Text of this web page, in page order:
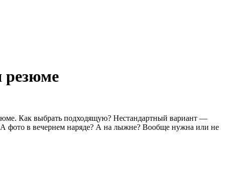
резюме
Как выбрать подходящую? Нестандартный вариант —
фото в вечернем наряде? А на лыжне? Вообще нужна или не